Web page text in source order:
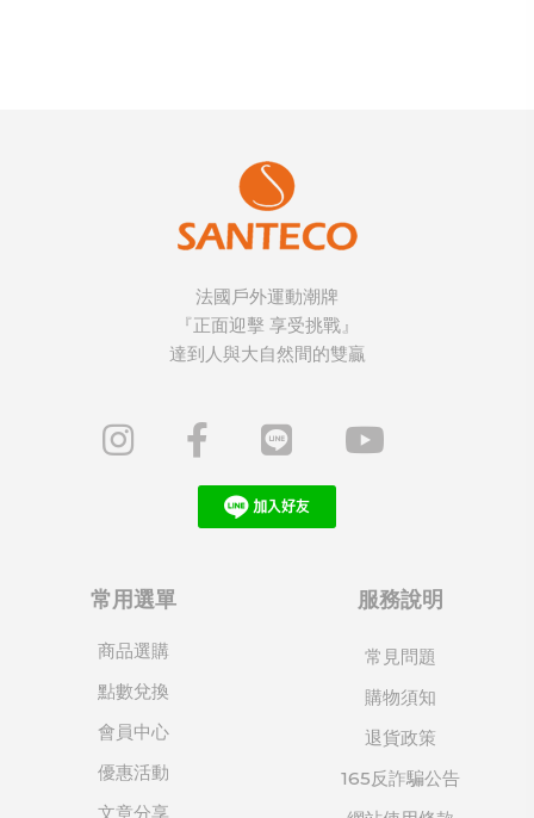
法國戶外運動潮牌
『正面迎擊 享受挑戰』
達到人與大自然間的雙贏
常用選單
商品選購
點數兌換
會員中心
優惠活動
文章分享
服務說明
常見問題
購物須知
退貨政策
165反詐騙公告